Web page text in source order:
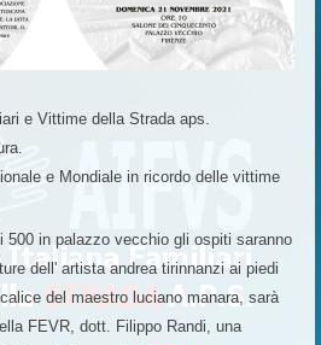
e Vittime della Strada aps.
e Mondiale in ricordo delle vittime
500 in palazzo vecchio gli ospiti saranno
dell' artista andrea tirinnanzi ai piedi
del maestro luciano manara, sarà
FEVR, dott. Filippo Randi, una